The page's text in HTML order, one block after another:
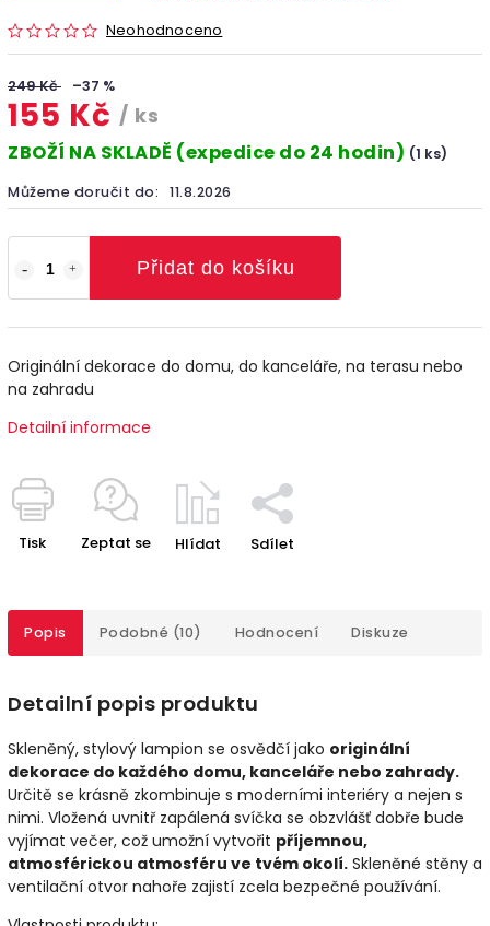
Neohodnoceno
249 Kč –37 %
155 Kč / ks
ZBOŽÍ NA SKLADĚ (expedice do 24 hodin) (1 ks)
Můžeme doručit do: 11.8.2026
Přidat do košíku
Originální dekorace do domu, do kanceláře, na terasu nebo
na zahradu
Detailní informace
Tisk Zeptat se Hlídat Sdílet
Popis Podobné (10) Hodnocení Diskuze
Detailní popis produktu
Skleněný, stylový lampion se osvědčí jako originální
dekorace do každého domu, kanceláře nebo zahrady.
Určitě se krásně zkombinuje s moderními interiéry a nejen s
nimi. Vložená uvnitř zapálená svíčka se obzvlášť dobře bude
vyjímat večer, což umožní vytvořit příjemnou,
atmosférickou atmosféru ve tvém okolí. Skleněné stěny a
ventilační otvor nahoře zajistí zcela bezpečné používání.